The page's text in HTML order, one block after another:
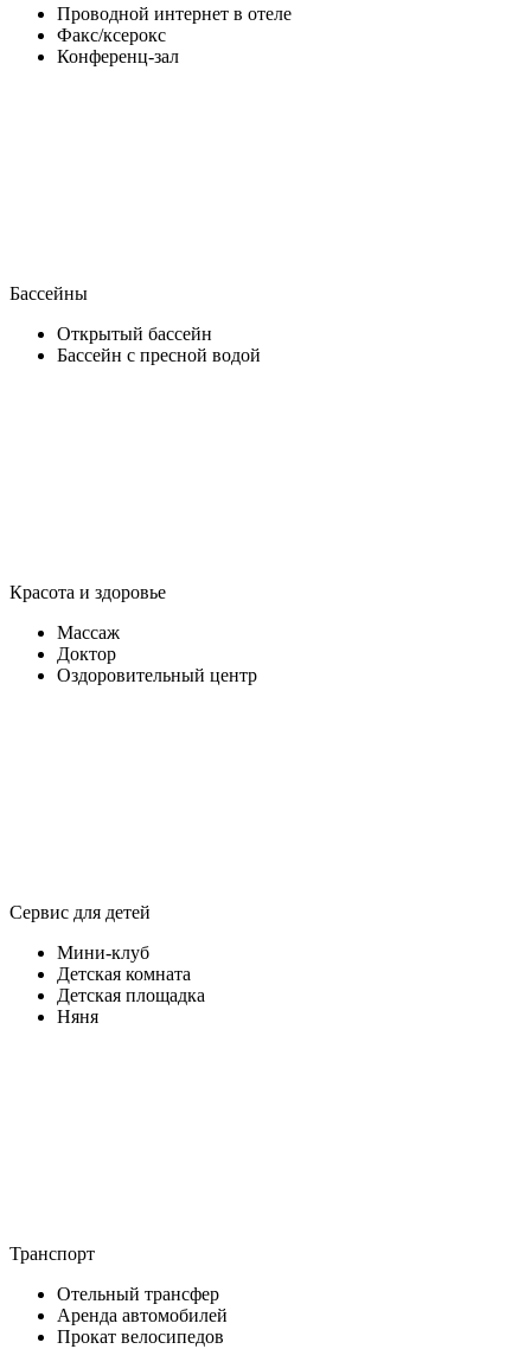
Проводной интернет в отеле
Факс/ксерокс
Конференц-зал
Бассейны
Открытый бассейн
Бассейн с пресной водой
Красота и здоровье
Массаж
Доктор
Оздоровительный центр
Сервис для детей
Мини-клуб
Детская комната
Детская площадка
Няня
Транспорт
Отельный трансфер
Аренда автомобилей
Прокат велосипедов